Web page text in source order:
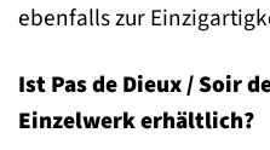
ebenfalls zur
Ist Pas de Dieux / Soir
Einzelwerk erhältlich?